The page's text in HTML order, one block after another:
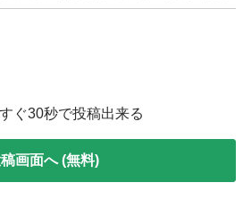
ぐ30秒で投稿出来る
画面へ (無料)